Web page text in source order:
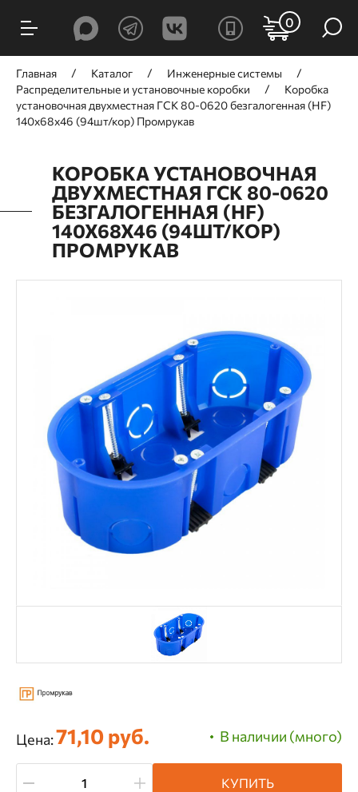
0
Главная Каталог
Инженерные системы
Распределительные и установочные коробки
Коробка
установочная двухместная ГСК 80-0620 безгалогенная (HF)
140х68х46 (94шт/кор) Промрукав
КОРОБКА УСТАНОВОЧНАЯ
ДВУХМЕСТНАЯ ГСК 80-0620
БЕЗГАЛОГЕННАЯ (HF)
140Х68Х46 (94ШТ/КОР)
ПРОМРУКАВ
В наличии (много)
Цена:71,10 руб.
КУПИТЬ